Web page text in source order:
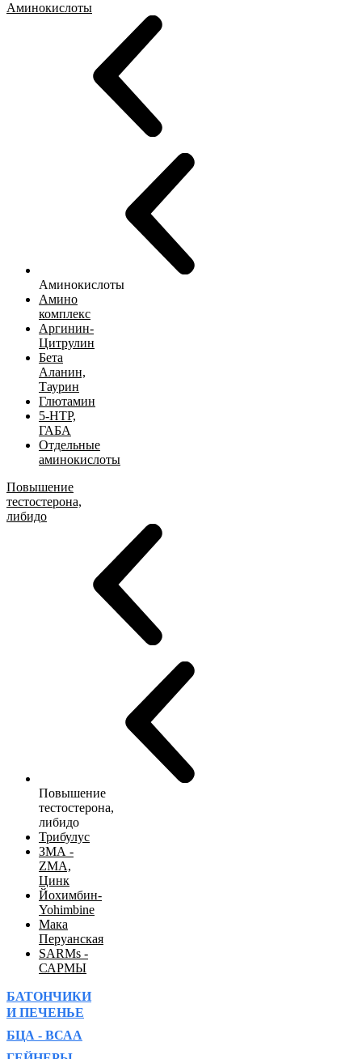
Аминокислоты
Аминокислоты
Амино
комплекс
Аргинин-
Цитрулин
Бета
Аланин,
Таурин
Глютамин
5-HTP,
ГАБА
Отдельные
аминокислоты
Повышение
тестостерона,
либидо
Повышение
тестостерона,
либидо
Трибулус
ЗМА -
ZMA,
Цинк
Йохимбин-
Yohimbine
Мака
Перуанская
SARMs -
САРМЫ
БАТОНЧИКИ
И ПЕЧЕНЬЕ
БЦА - ВСАА